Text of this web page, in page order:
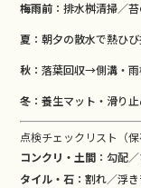
梅雨前 ：排水桝清掃／
夏 ：朝夕の散水で熱ひ
秋 ：落葉回収→側溝・
冬 ：養生マット・滑り
点検チェックリスト（保
コンクリ・土間 ：勾配
タイル・石 ：割れ／浮